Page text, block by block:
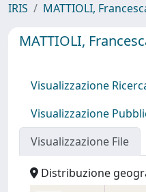
IRIS MATTIOLI,
MATTIOLI,
Visualizzazione
Visualizzazione
Visualizzazione File
Distribuzione